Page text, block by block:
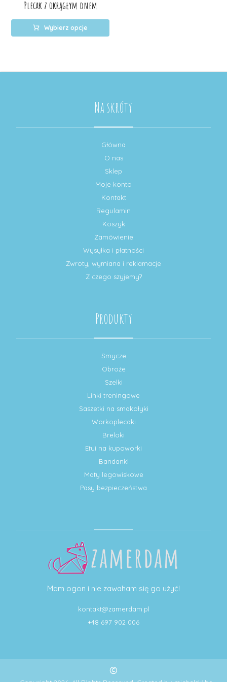
Plecak z okrągłym dnem
Wybierz opcje
Na skróty
Główna
O nas
Sklep
Moje konto
Kontakt
Regulamin
Koszyk
Zamówienie
Wysyłka i płatności
Zwroty, wymiana i reklamacje
Z czego szyjemy?
Produkty
Smycze
Obroże
Szelki
Linki treningowe
Saszetki na smakołyki
Workoplecaki
Breloki
Etui na kupoworki
Bandanki
Maty legowiskowe
Pasy bezpieczeństwa
Mam ogon i nie zawaham się go użyć!
kontakt@zamerdam.pl
+48 697 902 006